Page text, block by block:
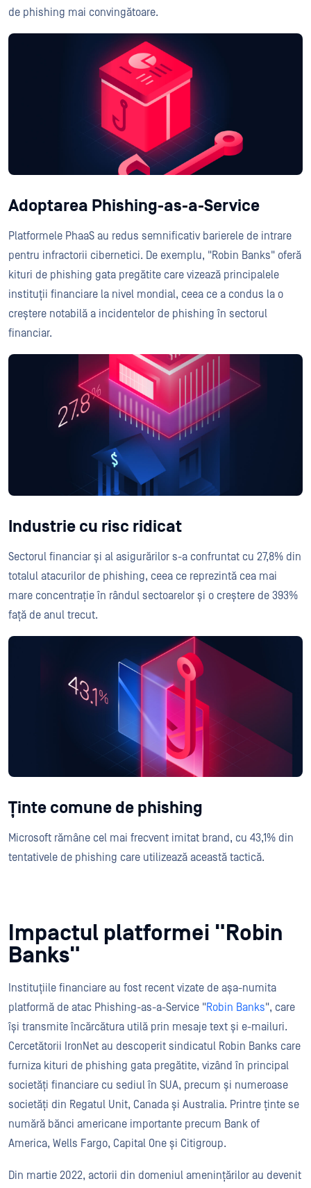
de phishing mai convingătoare.
Adoptarea Phishing-as-a-Service
Platformele PhaaS au redus semnificativ barierele de intrare
pentru infractorii cibernetici. De exemplu, "Robin Banks" oferă
kituri de phishing gata pregătite care vizează principalele
instituții financiare la nivel mondial, ceea ce a condus la o
creștere notabilă a incidentelor de phishing în sectorul
financiar.
Industrie cu risc ridicat
Sectorul financiar și al asigurărilor s-a confruntat cu 27,8% din
totalul atacurilor de phishing, ceea ce reprezintă cea mai
mare concentrație în rândul sectoarelor și o creștere de 393%
față de anul trecut.
Ținte comune de phishing
Microsoft rămâne cel mai frecvent imitat brand, cu 43,1% din
tentativele de phishing care utilizează această tactică.
Impactul platformei "Robin
Banks"
Instituțiile financiare au fost recent vizate de așa-numita
platformă de atac Phishing-as-a-Service "Robin Banks", care
își transmite încărcătura utilă prin mesaje text și e-mailuri.
Cercetătorii IronNet au descoperit sindicatul Robin Banks care
furniza kituri de phishing gata pregătite, vizând în principal
societăți financiare cu sediul în SUA, precum și numeroase
societăți din Regatul Unit, Canada și Australia. Printre ținte se
numără bănci americane importante precum Bank of
America, Wells Fargo, Capital One și Citigroup.
Din martie 2022, actorii din domeniul amenințărilor au devenit